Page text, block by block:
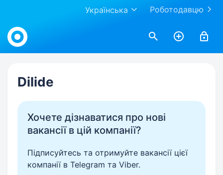
Роботодавцю
Українська
Work.ua
Dilide
Хочете дізнаватися про нові
вакансії в цій компанії?
Підписуйтесь та отримуйте вакансії цієї
компанії в Telegram та Viber.